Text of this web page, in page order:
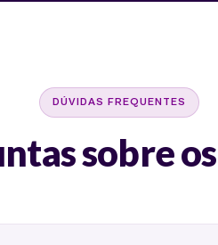
DÚVIDAS FREQUENTES
sobre